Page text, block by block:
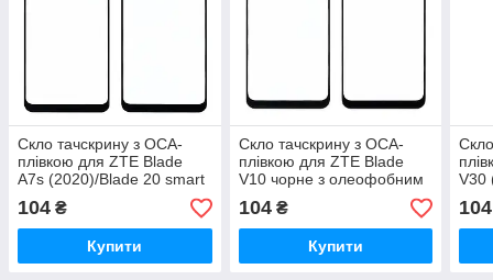
Скло тачскрину з OCA-
плівкою для ZTE Blade
A7s (2020)/Blade 20 smart
покриттям,
104 ₴
Купити
Скло тачскрину з OCA-
плівкою для ZTE Blade
V10 чорне з олеофобним
104₴
Купити
V30
104